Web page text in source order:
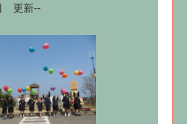
更新--